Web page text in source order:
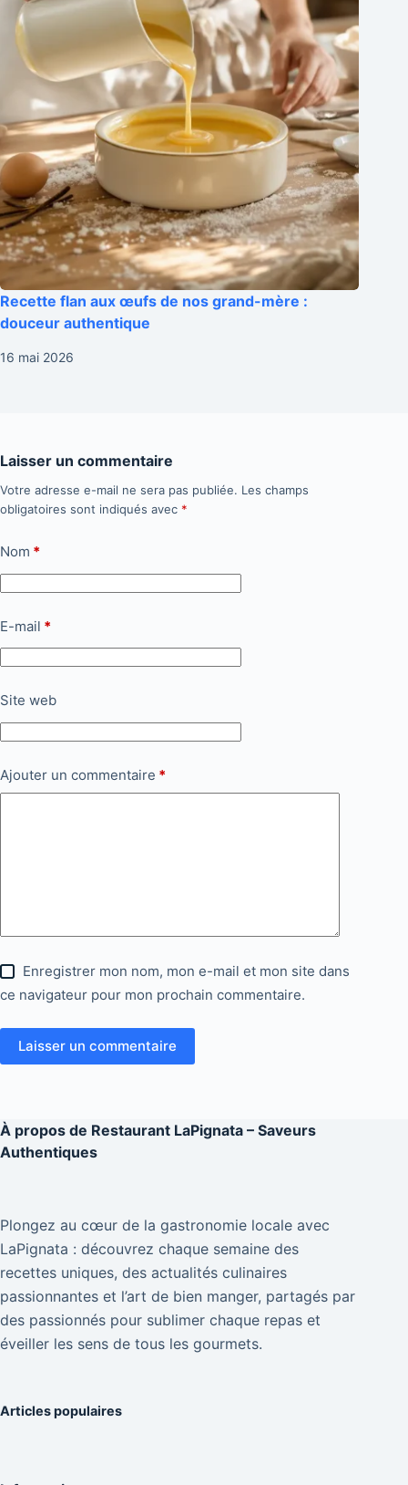
Recette flan aux œufs de nos grand-mère :
douceur authentique
16 mai 2026
Laisser un commentaire
Votre adresse e-mail ne sera pas publiée. Les champs
obligatoires sont indiqués avec *
Nom *
E-mail *
Site web
Ajouter un commentaire *
Enregistrer mon nom, mon e-mail et mon site dans
ce navigateur pour mon prochain commentaire.
Laisser un commentaire
À propos de Restaurant LaPignata – Saveurs
Authentiques
Plongez au cœur de la gastronomie locale avec
LaPignata : découvrez chaque semaine des
recettes uniques, des actualités culinaires
passionnantes et l’art de bien manger, partagés par
des passionnés pour sublimer chaque repas et
éveiller les sens de tous les gourmets.
Articles populaires